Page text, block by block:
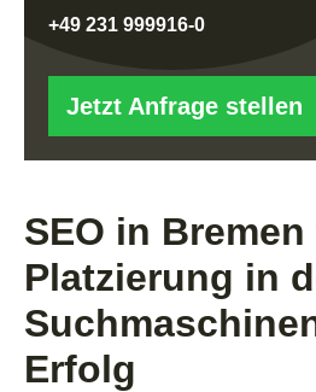
+49 231 999916-0
Jetzt Anfrage stellen
SEO in
Platzierung in
Erfolg